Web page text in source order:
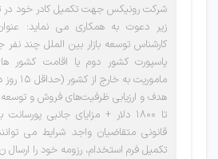
شرکت رونیکس جهت تکمیل کادر خود در
زیر دعوت به همکاری می نماید:
کارشناس توسعه بازار بین الملل چند نفر
پاسپورت کشور دوم یا اقامت کشور
ماموریت
هدف و ارزیابی ظرفیت‌های فروش و توسعه
تا 1800 دلار + مزایای جانبی
قانونی متقاضیان واجد شرایط می
تکمیل فرم استخدام، رزومه خود را ارسال